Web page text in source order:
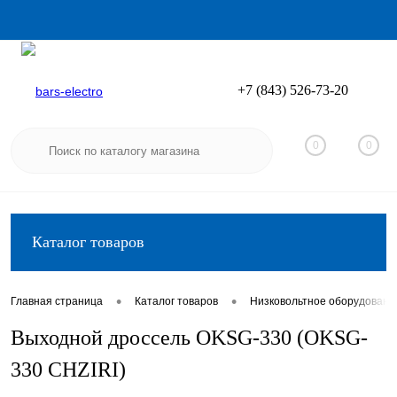
Вход
+7 (843) 526-73-20
0 0
Каталог товаров
Главная страница • Каталог товаров • Низковольтное
Выходной дроссель OKSG-330 (OKSG-
330 CHZIRI)